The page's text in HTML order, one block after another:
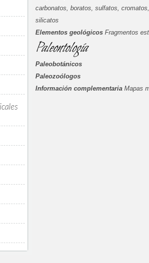
carbonatos, boratos, sulfatos,
silicatos
Elementos geológicos Fragmentos
Paleontología
Paleobotánicos
Paleozoólogos
Información complementaria Mapas